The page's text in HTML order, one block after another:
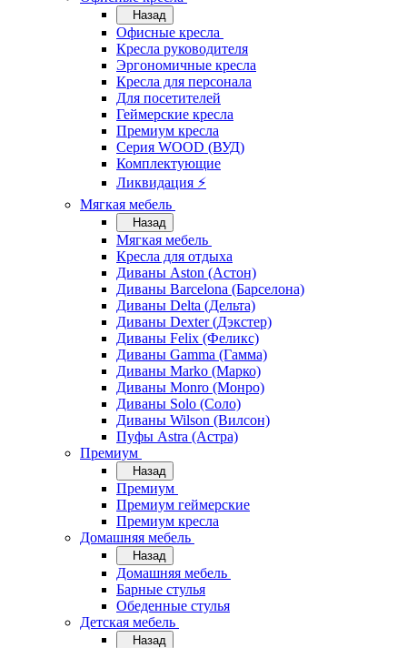
Назад
Офисные кресла
Кресла руководителя
Эргономичные кресла
Кресла для персонала
Для посетителей
Геймерские кресла
Премиум кресла
Серия WOOD (ВУД)
Комплектующие
Ликвидация ⚡
Мягкая мебель
Назад
Мягкая мебель
Кресла для отдыха
Диваны Aston (Астон)
Диваны Barcelona (Барселона)
Диваны Delta (Дельта)
Диваны Dexter (Дэкстер)
Диваны Felix (Феликс)
Диваны Gamma (Гамма)
Диваны Marko (Марко)
Диваны Monro (Монро)
Диваны Solo (Соло)
Диваны Wilson (Вилсон)
Пуфы Astra (Астра)
Премиум
Назад
Премиум
Премиум геймерские
Премиум кресла
Домашняя мебель
Назад
Домашняя мебель
Барные стулья
Обеденные стулья
Детская мебель
Назад